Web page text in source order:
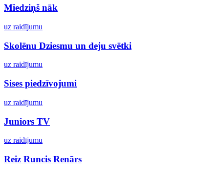
Miedziņš nāk
uz raidījumu
Skolēnu Dziesmu un deju svētki
uz raidījumu
Sises piedzīvojumi
uz raidījumu
Juniors TV
uz raidījumu
Reiz Runcis Renārs